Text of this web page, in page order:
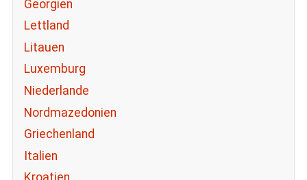
Georgien
Lettland
Litauen
Luxemburg
Niederlande
Nordmazedonien
Griechenland
Italien